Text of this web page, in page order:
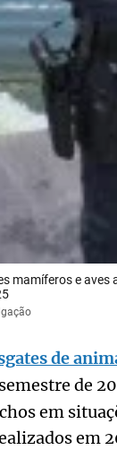
mamíferos e
de
de
em
em